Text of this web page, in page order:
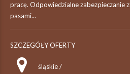
pracę. Odpowiedzialne zabezpieczanie
pasami...
SZCZEGÓŁY OFERTY
śląskie /